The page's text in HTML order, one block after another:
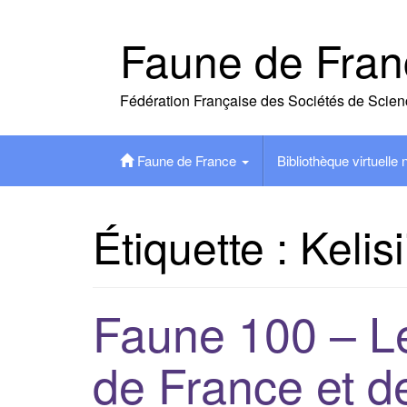
Faune de
Fédération Française des Sociétés de
Faune de France Bibliothèque virtuelle
Étiquette :
Faune 100 –
de France et